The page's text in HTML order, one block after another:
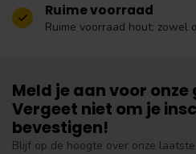
Ruime voorraad
Ruime voorraad hout: zowel
Meld je aan voor
Vergeet niet om je
bevestigen!
Blijf op de hoogte over onze